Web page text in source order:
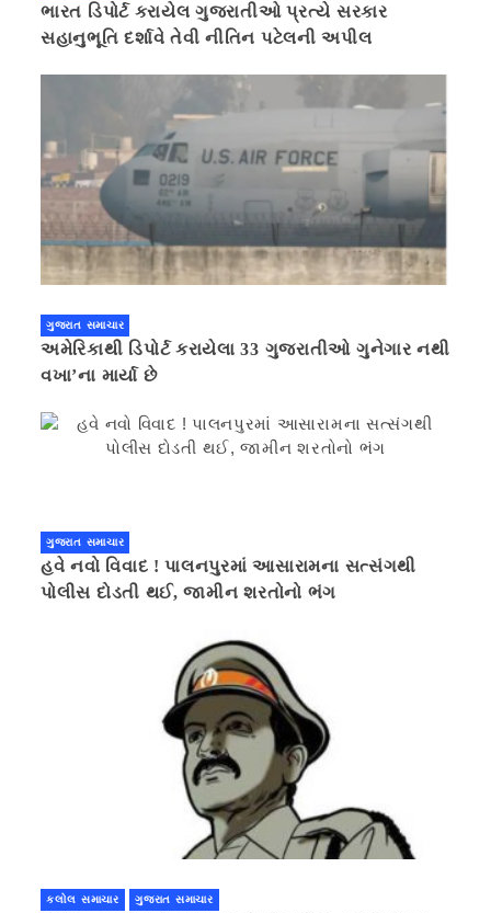
ભારત ડિપોર્ટ કરાયેલ ગુજરાતીઓ પ્રત્યે સરકાર
સહાનુભૂતિ દર્શાવે તેવી નીતિન પટેલની અપીલ
ગુજરાત સમાચાર
અમેરિકાથી ડિપોર્ટ કરાયેલા 33 ગુજરાતીઓ ગુનેગાર નથી
વખા’ના માર્યા છે
ગુજરાત સમાચાર
હવે નવો વિવાદ ! પાલનપુરમાં આસારામના સત્સંગથી
પોલીસ દોડતી થઈ, જામીન શરતોનો ભંગ
કલોલ સમાચાર ગુજરાત સમાચાર